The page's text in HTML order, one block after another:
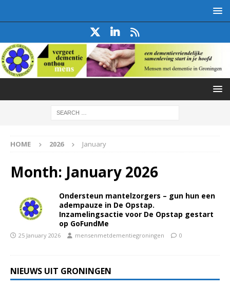
HOME 2026 January
Month: January 2026
Ondersteun mantelzorgers – gun hun een
adempauze in De Opstap.
Inzamelingsactie voor De Opstap gestart
op GoFundMe
25 January 2026 mensenmetdementiegroningen 0
NIEUWS UIT GRONINGEN